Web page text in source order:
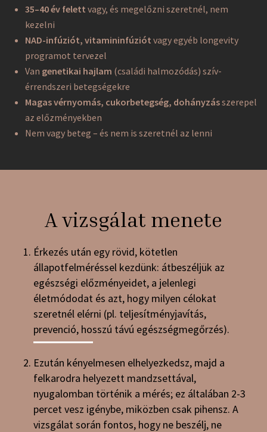
35–40 év felett vagy, és megelőzni szeretnél, nem
kezelni
NAD-infúziót, vitamininfúziót vagy egyéb longevity
programot tervezel
Van genetikai hajlam (családi halmozódás) szív-
érrendszeri betegségekre
Magas vérnyomás, cukorbetegség, dohányzásszerepel
az előzményekben
Nem vagy beteg – és nem is szeretnél az lenni
A vizsgálat menete
Érkezés után egy rövid, kötetlen
állapotfelméréssel kezdünk: átbeszéljük az
egészségi előzményeidet, a jelenlegi
életmódodat és azt, hogy milyen célokat
szeretnél elérni (pl. teljesítményjavítás,
prevenció, hosszú távú egészségmegőrzés).
Ezután kényelmesen elhelyezkedsz, majd a
felkarodra helyezett mandzsettával,
nyugalomban történik a mérés; ez általában 2-3
percet vesz igénybe, miközben csak pihensz. A
vizsgálat során fontos, hogy ne beszélj, ne